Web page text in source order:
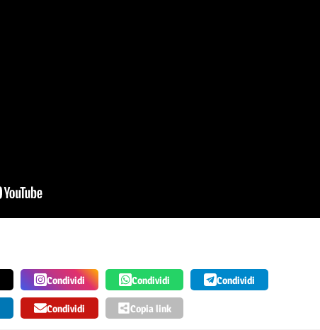
Condividi Condividi Condividi
Condividi Copia link